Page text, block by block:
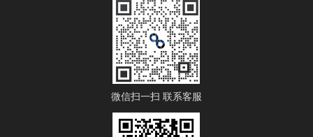
微信扫一扫 联系客服